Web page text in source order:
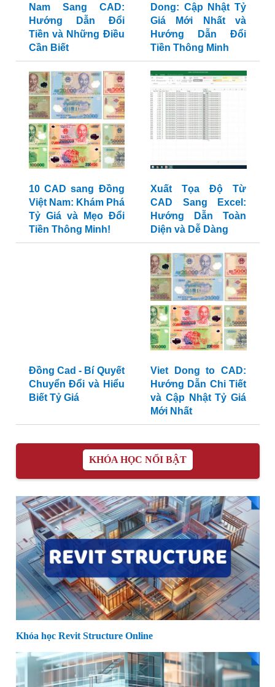
Hướng Dẫn Đổi
Tiền và Những Điều
Cần Biết
Giá Mới Nhất và
Hướng Dẫn Đổi
Tiền Thông Minh
Việt Nam: Khám Phá
Tỷ Giá và Mẹo Đổi
Tiền Thông Minh!
CAD Sang Excel:
Hướng Dẫn Toàn
Diện và Dễ Dàng
Hướng Dẫn Chi Tiết
và Cập Nhật Tỷ Giá
Mới Nhất
KHÓA HỌC NỔI BẬT
Khóa học Revit Structure Online